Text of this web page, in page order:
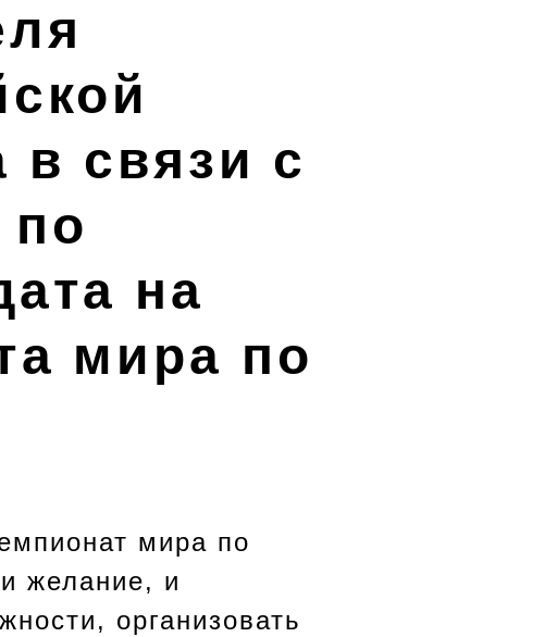
связи с
на
мира по
мира по
желание, и
организовать